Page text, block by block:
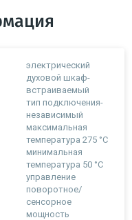
электрический
духовой шкаф-
встраиваемый
тип подключения-
независимый
максимальная
температура 275 °C
минимальная
температура 50 °C
управление
поворотное/
сенсорное
мощность